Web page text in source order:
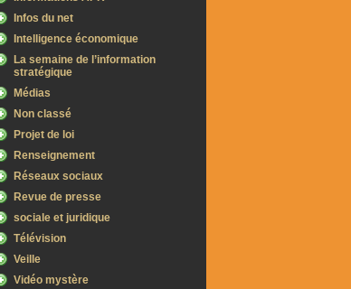
Infos du net
Intelligence économique
La semaine de l’information
stratégique
Médias
Non classé
Projet de loi
Renseignement
Réseaux sociaux
Revue de presse
sociale et juridique
Télévision
Veille
Vidéo mystère